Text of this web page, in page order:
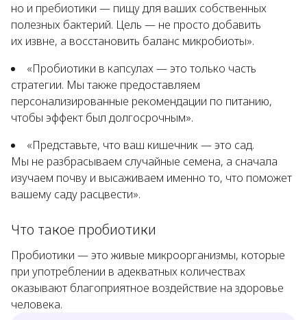
но и пребиотики — пищу для ваших собственных
полезных бактерий. Цель — не просто добавить
их извне, а восстановить баланс микробиоты».
«Пробиотики в капсулах — это только часть
стратегии. Мы также предоставляем
персонализированные рекомендации по питанию,
чтобы эффект был долгосрочным».
«Представьте, что ваш кишечник — это сад.
Мы не разбрасываем случайные семена, а сначала
изучаем почву и высаживаем именно то, что поможет
вашему саду расцвести».
Что такое пробиотики
Пробиотики — это живые микроорганизмы, которые
при употреблении в адекватных количествах
оказывают благоприятное воздействие на здоровье
человека.